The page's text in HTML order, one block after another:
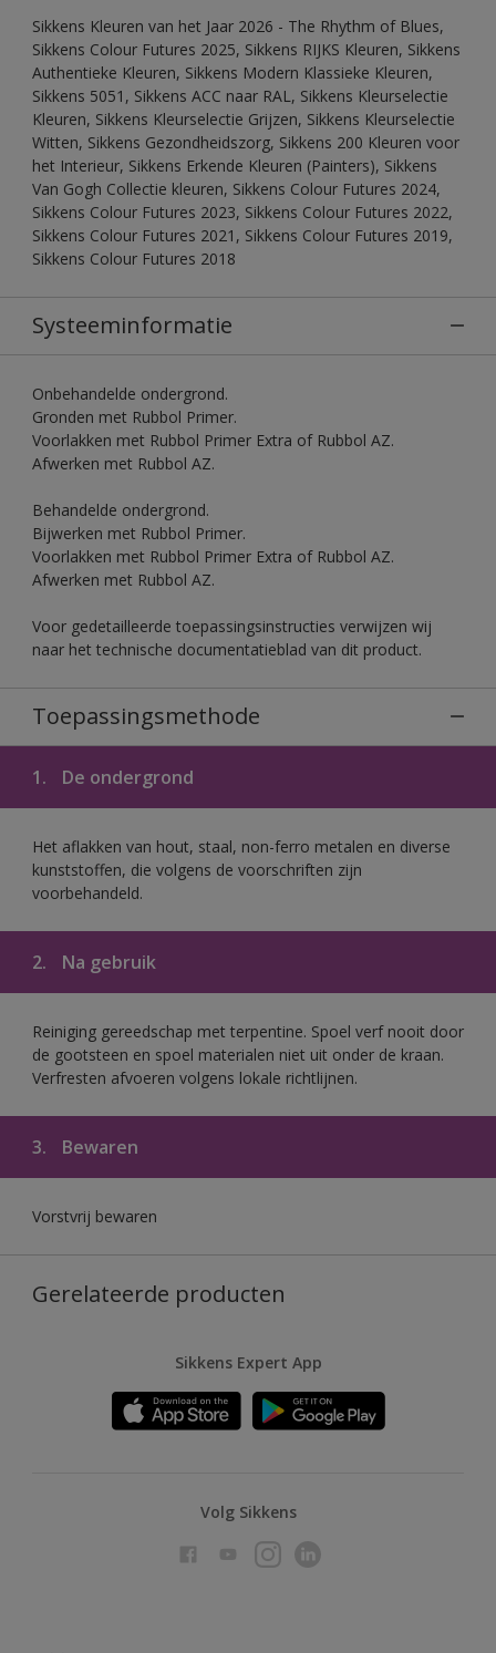
Sikkens Kleuren van het Jaar 2026 - The Rhythm of Blues,
Sikkens Colour Futures 2025, Sikkens RIJKS Kleuren, Sikkens
Authentieke Kleuren, Sikkens Modern Klassieke Kleuren,
Sikkens 5051, Sikkens ACC naar RAL, Sikkens Kleurselectie
Kleuren, Sikkens Kleurselectie Grijzen, Sikkens Kleurselectie
Witten, Sikkens Gezondheidszorg, Sikkens 200 Kleuren voor
het Interieur, Sikkens Erkende Kleuren (Painters), Sikkens
Van Gogh Collectie kleuren, Sikkens Colour Futures 2024,
Sikkens Colour Futures 2023, Sikkens Colour Futures 2022,
Sikkens Colour Futures 2021, Sikkens Colour Futures 2019,
Sikkens Colour Futures 2018
Systeeminformatie
Onbehandelde ondergrond.
Gronden met Rubbol Primer.
Voorlakken met Rubbol Primer Extra of Rubbol AZ.
Afwerken met Rubbol AZ.
Behandelde ondergrond.
Bijwerken met Rubbol Primer.
Voorlakken met Rubbol Primer Extra of Rubbol AZ.
Afwerken met Rubbol AZ.
Voor gedetailleerde toepassingsinstructies verwijzen wij
naar het technische documentatieblad van dit product.
Toepassingsmethode
1. De ondergrond
Het aflakken van hout, staal, non-ferro metalen en diverse
kunststoffen, die volgens de voorschriften zijn
voorbehandeld.
2. Na gebruik
Reiniging gereedschap met terpentine. Spoel verf nooit door
de gootsteen en spoel materialen niet uit onder de kraan.
Verfresten afvoeren volgens lokale richtlijnen.
3. Bewaren
Vorstvrij bewaren
Gerelateerde producten
Sikkens Expert App
Volg Sikkens